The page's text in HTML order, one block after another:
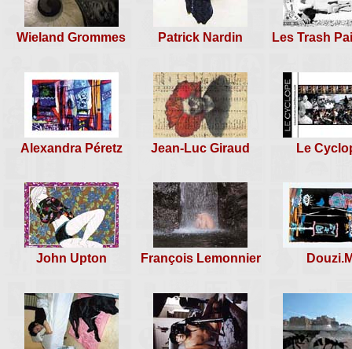
Wieland Grommes Patrick Nardin Les Trash
Alexandra Péretz Jean-Luc Giraud Le
John Upton François Lemonnier
rencontre n°160
Bretteville Besançon Sète &